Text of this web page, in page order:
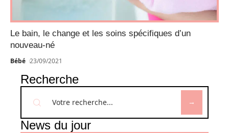
Le bain, le change et les soins spécifiques d’un
nouveau-né
Bébé 23/09/2021
Recherche
News du jour